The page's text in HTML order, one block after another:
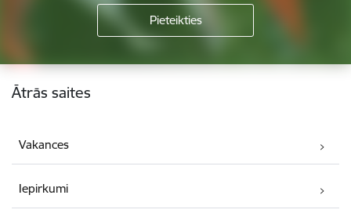
Kājene
Ātrās saites
Vakances
Iepirkumi